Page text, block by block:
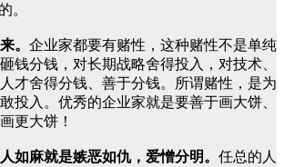
。
。 企业家都要有赌性，这种赌性不是单纯
钱分钱，对长期战略舍得投入，对技术、
才舍得分钱、善于分钱。所谓赌性，是为
投入。优秀的企业家就是要善于画大饼、
更大饼！
如麻就是嫉恶如仇，爱憎分明。 任总的人